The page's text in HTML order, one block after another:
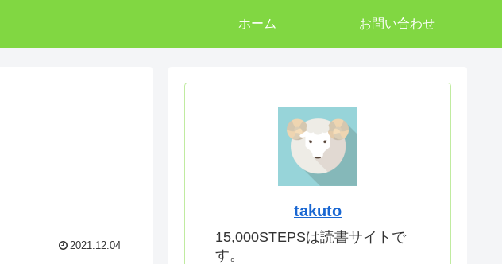
ホーム お問い合わせ
2021.12.04
takuto
15,000STEPSは読書サイトで
す。